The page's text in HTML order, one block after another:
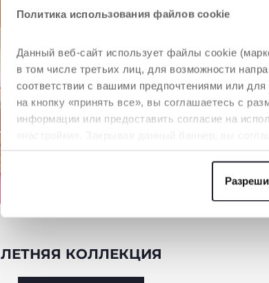
Политика использования файлов cookie
Данный веб-сайт использует файлы cookie
в том числе третьих лиц, для возможности
соответствии с вашими предпочтениями или
на кнопку «принять все», вы соглашаетесь с
информации или предоставить согласие на
необходимы для запрашиваемой услуги.
Политика использования файлов cookie
ЛЕТНЯЯ КОЛЛЕКЦИЯ